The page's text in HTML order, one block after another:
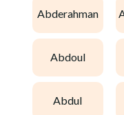
abderahman
abdoul
abdul